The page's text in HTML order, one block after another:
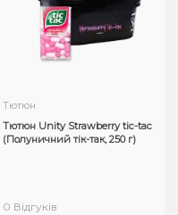
Тютюн
Тютюн Unity Strawberry tic-tac
(Полуничний тік-так, 250 г)
0 Відгуків